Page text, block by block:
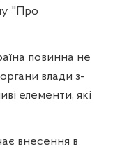
"Про
повинна не
влади з-
елементи, які
внесення в